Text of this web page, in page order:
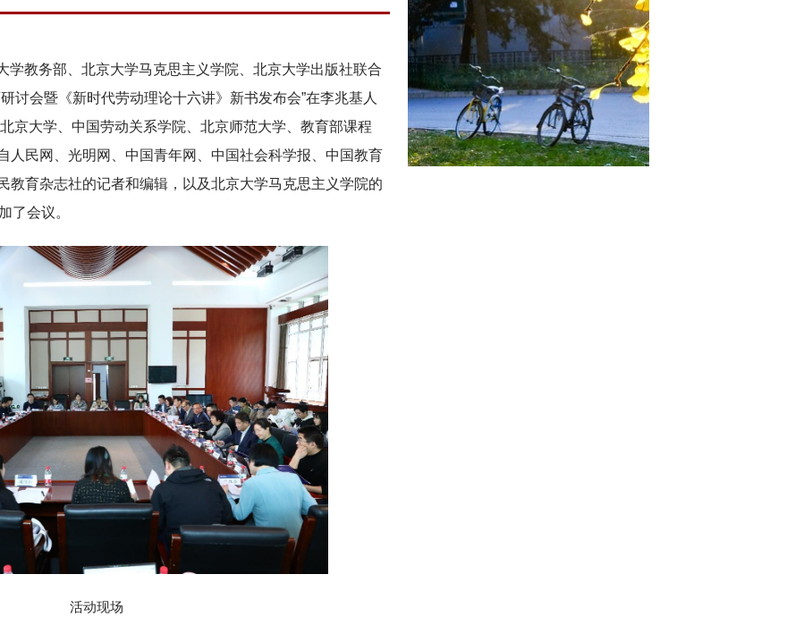
学教务部、北京大学马克思主义学院、北京大学出版社联合
讨会暨《新时代劳动理论十六讲》新书发布会”在李兆基人
京大学、中国劳动关系学院、北京师范大学、教育部课程
人民网、光明网、中国青年网、中国社会科学报、中国教育
教育杂志社的记者和编辑，以及北京大学马克思主义学院的
了会议。
活动现场